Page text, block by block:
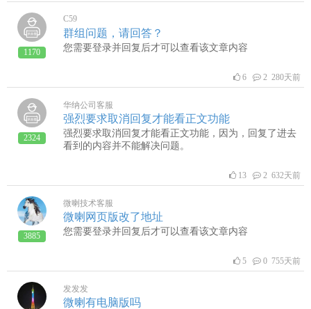
1170
C59
群组问题，请回答？
您需要登录并回复后才可以查看该文章内容
6 2 280天前
2324
华纳公司客服
强烈要求取消回复才能看正文功能
强烈要求取消回复才能看正文功能，因为，回复了进去
看到的内容并不能解决问题。
13 2 632天前
3885
微喇技术客服
微喇网页版改了地址
您需要登录并回复后才可以查看该文章内容
5 0 755天前
发发发
微喇有电脑版吗